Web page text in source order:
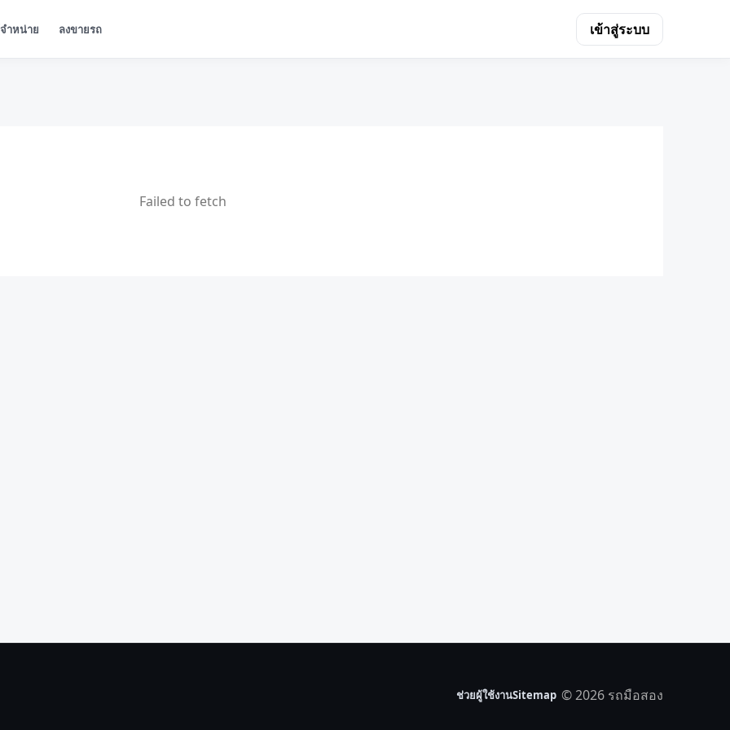
ำหน่าย ลงขายรถ เข้าสู่ระบบ
Failed to fetch
ช่วยผู้ใช้งานSitemap © 2026 รถมือสอง